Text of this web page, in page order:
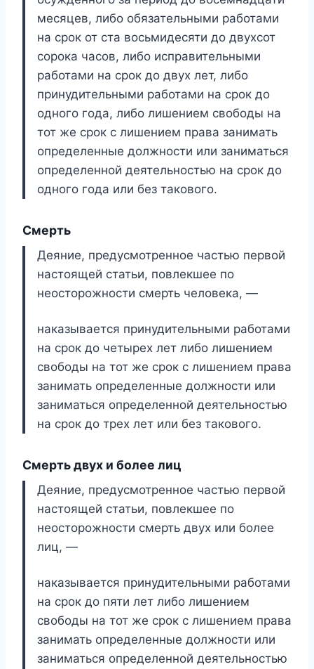
месяцев, либо обязательными работами
на срок от ста восьмидесяти до двухсот
сорока часов, либо исправительными
работами на срок до двух лет, либо
принудительными работами на срок до
одного года, либо лишением свободы на
тот же срок с лишением права занимать
определенные должности или заниматься
определенной деятельностью на срок до
одного года или без такового.
Смерть
Деяние, предусмотренное частью первой
настоящей статьи, повлекшее по
неосторожности смерть человека, —
наказывается принудительными работами
на срок до четырех лет либо лишением
свободы на тот же срок с лишением права
занимать определенные должности или
заниматься определенной деятельностью
на срок до трех лет или без такового.
Смерть двух и более лиц
Деяние, предусмотренное частью первой
настоящей статьи, повлекшее по
неосторожности смерть двух или более
лиц, —
наказывается принудительными работами
на срок до пяти лет либо лишением
свободы на тот же срок с лишением права
занимать определенные должности или
заниматься определенной деятельностью